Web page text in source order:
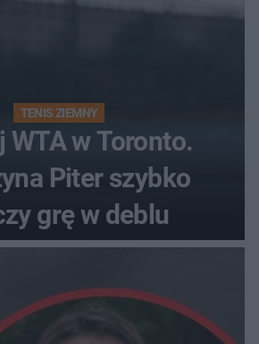
TENIS ZIEMNY
WTA w Toronto.
Piter szybko
grę w deblu